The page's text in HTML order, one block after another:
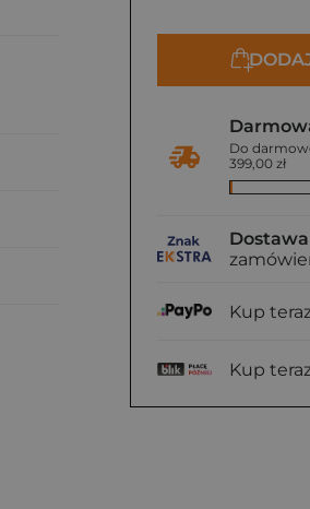
Do
399,00 zł
Dostawa
Kup
Kup